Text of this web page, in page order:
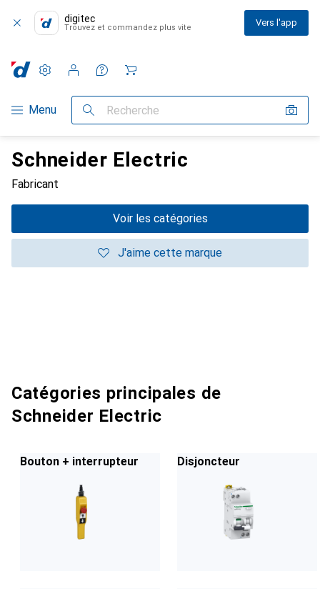
digitec
Trouvez et commandez plus vite Vers l'app
Navigation par catégorie
Menu Recherche
Paramètres
Compte client
Listes de comparaison
Listes d'envies
Panier
Schneider Electric
Fabricant
Voir les catégories
J'aime cette marque
Catégories principales de
Schneider Electric
Bouton + interrupteur Disjoncteur